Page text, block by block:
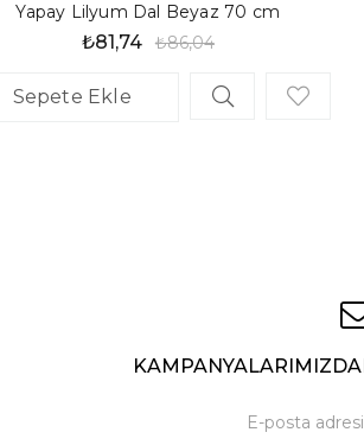
Yapay Lilyum Dal Beyaz 70 cm
₺81,74 ₺86,04
Sepete Ekle